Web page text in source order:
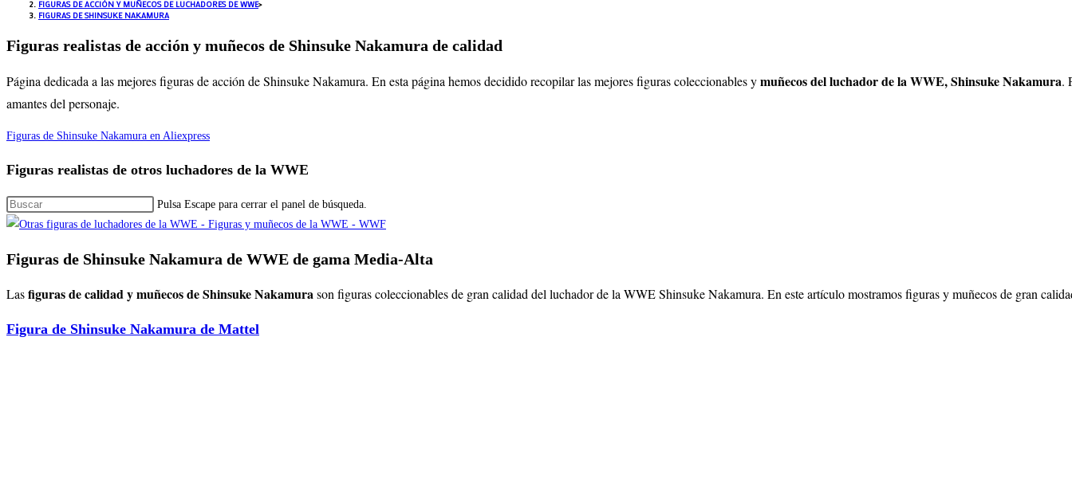
FIGURAS DE ACCIÓN Y MUÑECOS DE LUCHADORES DE WWE>
FIGURAS DE SHINSUKE NAKAMURA
Figuras realistas de acción y muñecos de Shinsuke Nakamura de calidad
Página dedicada a las mejores figuras de acción de Shinsuke Nakamura. En esta página hemos decidido recopilar las mejores figuras coleccionables ymuñecos del luchador de la WWE, Shinsuke Nakamura.
amantes del personaje.
Figuras de Shinsuke Nakamura en Aliexpress
Figuras realistas de otros luchadores de la WWE
Pulsa Escape para cerrar el panel de búsqueda.
Figuras de Shinsuke Nakamura de WWE de gama Media-Alta
Lasfiguras de calidad y muñecos de Shinsuke Nakamurason figuras coleccionables de gran calidad del luchador de la WWE Shinsuke Nakamura. En este artículo mostramos figuras y muñecos de gran
Figura de Shinsuke Nakamura de Mattel